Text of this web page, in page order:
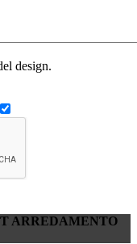
design.
ARREDAMENTO